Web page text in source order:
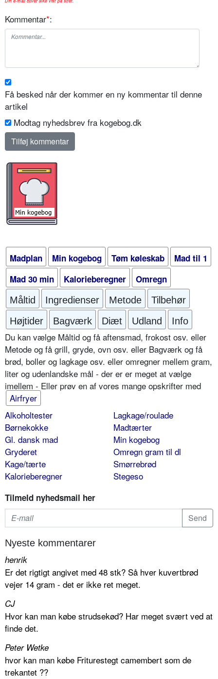
Kommentar*:
Få besked når der kommer en ny kommentar til denne
artikel
Modtag nyhedsbrev fra kogebog.dk
Madplan Min kogebog Tøm køleskab
Mad til 1
Mad 30 min
Kalorieberegner Omregn
Måltid Ingredienser Metode
Tilbehør
Højtider
Bagværk Diæt Udland Info
Du kan vælge Måltid og få aftensmad, frokost osv. eller
Metode og få grill, gryde, ovn osv. eller Bagværk og få
brød, boller og lagkage osv. eller omregner mellem gram,
liter og udenlandske mål - der er er meget at vælge
imellem - Eller prøv en af vores mange opskrifter med
Airfryer
Alkoholtester
Børnekokke
Gl. dansk mad
Gryderet
Kage/tærte
Kalorieberegner
Lagkage/roulade
Madtærter
Min kogebog
Omregn gram til dl
Smørrebrød
Stegeso
Tilmeld nyhedsmail her
Nyeste kommentarer
henrik
Er det rigtigt angivet med 48 stk? Så hver kuvertbrød
vejer 14 gram - det er ikke ret meget.
CJ
Hvor kan man købe strudsekød? Har meget svært ved at
finde det.
Peter Wetke
hvor kan man købe Friturestegt camembert som de
trekantet ??